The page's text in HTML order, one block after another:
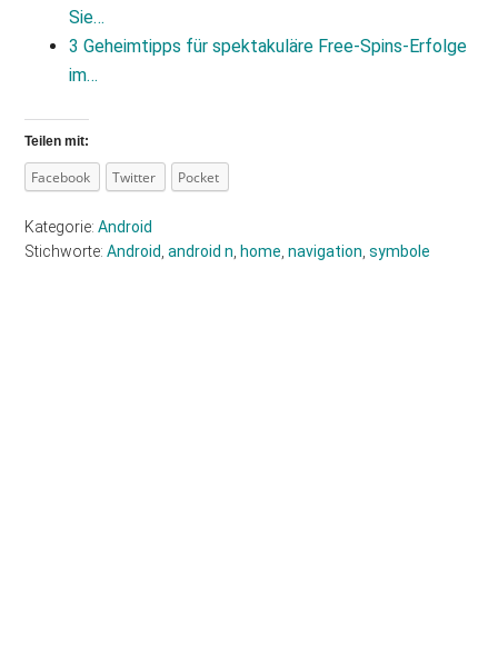
Sie…
3 Geheimtipps für spektakuläre Free‑Spins‑Erfolge
im…
Teilen mit:
Facebook Twitter Pocket
Kategorie:Android
Stichworte:Android ,android n home ,navigation ,symbole